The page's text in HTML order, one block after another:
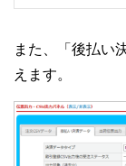
また、「後払い
えます。